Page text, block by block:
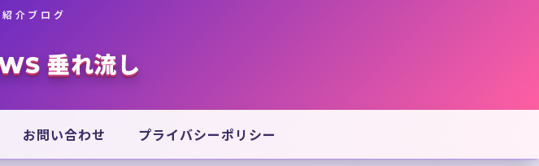
介ブログ
垂れ流し
お問い合わせ プライバシーポリシー